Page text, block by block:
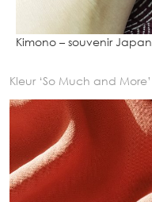
Kimono – souvenir Japan
Kleur ‘So Much and More’